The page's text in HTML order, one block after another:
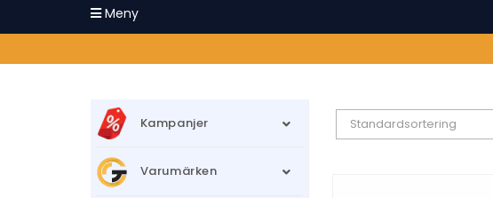
Meny
Standardsortering
Kampanjer
Varumärken